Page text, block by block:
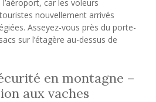
car les voleurs
nouvellement arrivés
Asseyez-vous près du porte-
sur l’étagère au-dessus de
en montagne –
aux vaches